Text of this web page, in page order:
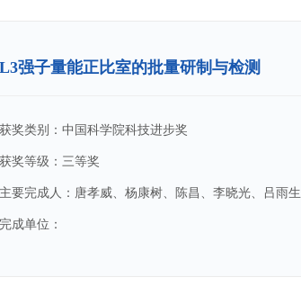
强子量能正比室的批量研制与检测
奖类别： 中国科学院科技进步奖
奖等级： 三等奖
要完成人： 唐孝威、杨康树、陈昌、李晓光、吕雨生
成单位：